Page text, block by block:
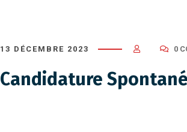
13 DÉCEMBRE 2023 0
Candidature